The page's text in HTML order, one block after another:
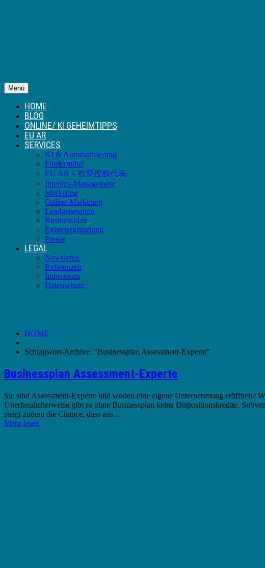
Menü
HOME
BLOG
ONLINE/ KI GEHEIMTIPPS
EU AR
SERVICES
KI & Automatisierung
Fördermittel
EU AR – 欧盟授权代表
Interims-Management
Marketing
Online-Marketing
Leadgeneration
Businessplan
Existenzgründung
Presse
LEGAL
Newsletter
Referenzen
Impressum
Datenschutz
HOME
Schlagwort-Archive: "Businessplan Assessment-Experte"
Businessplan Assessment-Experte
Sie sind Assessment-Experte und wollen eine eigene Unternehmung eröffnen?
Unerfreulicherweise gibt es ohne Businessplan keine Dispositionskredite,
steigt zudem die Chance, dass aus…
Mehr lesen